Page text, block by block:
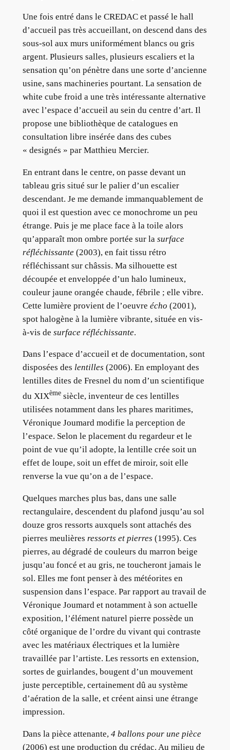
Une fois entré dans le CREDAC et passé le hall
d’accueil pas très accueillant, on descend dans des
sous-sol aux murs uniformément blancs ou gris
argent. Plusieurs salles, plusieurs escaliers et la
sensation qu’on pénètre dans une sorte d’ancienne
usine, sans machineries pourtant. La sensation de
white cube froid a une très intéressante alternative
avec l’espace d’accueil au sein du centre d’art. Il
propose une bibliothèque de catalogues en
consultation libre insérée dans des cubes
« designés » par Matthieu Mercier.
En entrant dans le centre, on passe devant un
tableau gris situé sur le palier d’un escalier
descendant. Je me demande immanquablement de
quoi il est question avec ce monochrome un peu
étrange. Puis je me place face à la toile alors
qu’apparaît mon ombre portée sur la surface
réfléchissante(2003), en fait tissu rétro
réfléchissant sur châssis. Ma silhouette est
découpée et enveloppée d’un halo lumineux,
couleur jaune orangée chaude, fébrile ; elle vibre.
Cette lumière provient de l’oeuvre écho (2001),
spot halogène à la lumière vibrante, située en vis-
à-vis de surface réfléchissante.
Dans l’espace d’accueil et de documentation, sont
disposées des lentilles (2006). En employant des
lentilles dites de Fresnel du nom d’un scientifique
du XIXèmesiècle, inventeur de ces lentilles
utilisées notamment dans les phares maritimes,
Véronique Joumard modifie la perception de
l’espace. Selon le placement du regardeur et le
point de vue qu’il adopte, la lentille crée soit un
effet de loupe, soit un effet de miroir, soit elle
renverse la vue qu’on a de l’espace.
Quelques marches plus bas, dans une salle
rectangulaire, descendent du plafond jusqu’au sol
douze gros ressorts auxquels sont attachés des
pierres meulières ressorts et pierres (1995). Ces
pierres, au dégradé de couleurs du marron beige
jusqu’au foncé et au gris, ne toucheront jamais le
sol. Elles me font penser à des météorites en
suspension dans l’espace. Par rapport au travail de
Véronique Joumard et notamment à son actuelle
exposition, l’élément naturel pierre possède un
côté organique de l’ordre du vivant qui contraste
avec les matériaux électriques et la lumière
travaillée par l’artiste. Les ressorts en extension,
sortes de guirlandes, bougent d’un mouvement
juste perceptible, certainement dû au système
d’aération de la salle, et créent ainsi une étrange
impression.
Dans la pièce attenante, 4 ballons pour une pièce
(2006) est une production du crédac. Au milieu de